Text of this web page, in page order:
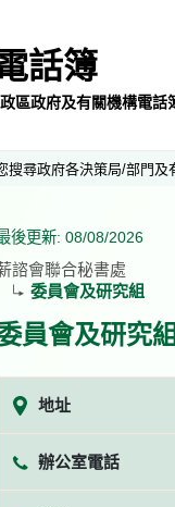
話簿
區政府及有關機構電話
搜尋政府各決策局/部門
後更新: 08/08/2026
諮會聯合秘書處
委員會及研究組
員會及研究組
地址
辦公室電話